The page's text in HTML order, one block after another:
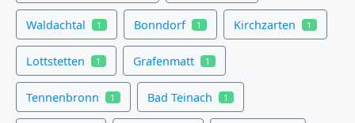
Waldachtal 1 Bonndorf 1 Kirchzarten 1
Lottstetten 1 Grafenmatt 1
Tennenbronn 1 Bad Teinach 1